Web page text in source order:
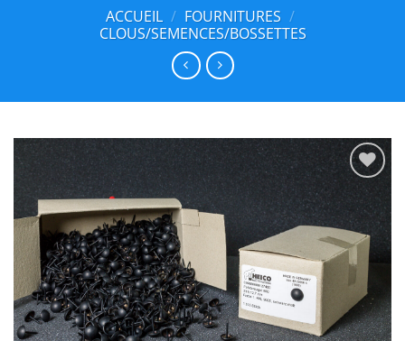
ACCUEIL / FOURNITURES /
CLOUS/SEMENCES/BOSSETTES
Ajouter
à la
liste
d’envies